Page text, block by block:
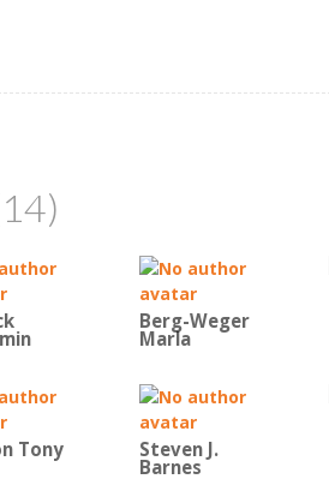
Berg-Weger
Marla
Tony Steven J.
Barnes